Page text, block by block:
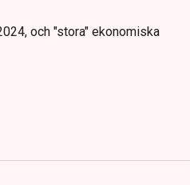
och "stora" ekonomiska